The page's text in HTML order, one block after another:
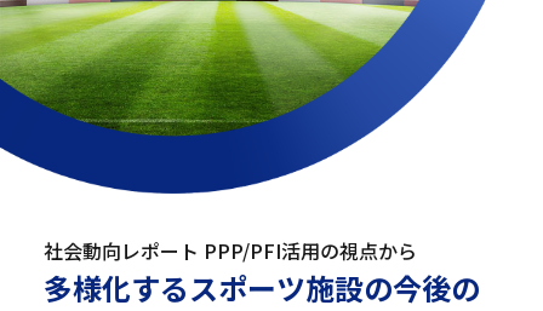
社会動向レポート PPP/PFI活用の視点から
多様化するスポーツ施設の今後の